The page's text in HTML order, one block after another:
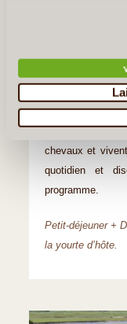
pattes longues
d’attaquer le
chèvres).
Après ce long
chevaux et
quotidien et
programme.
Petit-déjeuner +
la yourte d’hôte.